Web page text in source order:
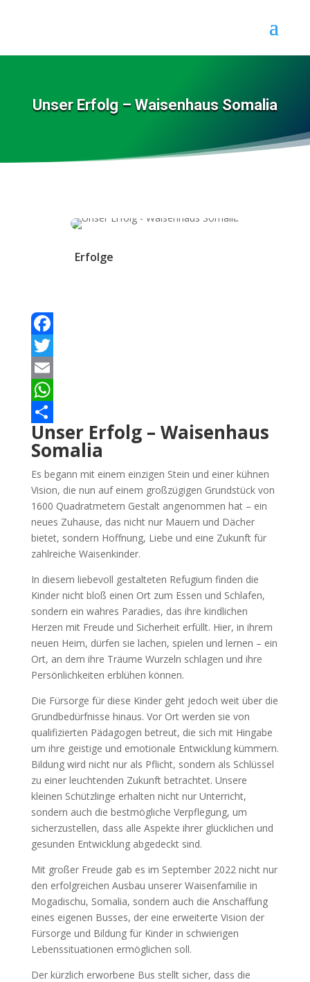
Unser Erfolg – Waisenhaus Somalia
Erfolge
Facebook
Twitter
Email
WhatsApp
Teilen
Unser Erfolg – Waisenhaus
Somalia
Es begann mit einem einzigen Stein und einer kühnen
Vision, die nun auf einem großzügigen Grundstück von
1600 Quadratmetern Gestalt angenommen hat – ein
neues Zuhause, das nicht nur Mauern und Dächer
bietet, sondern Hoffnung, Liebe und eine Zukunft für
zahlreiche Waisenkinder.
In diesem liebevoll gestalteten Refugium finden die
Kinder nicht bloß einen Ort zum Essen und Schlafen,
sondern ein wahres Paradies, das ihre kindlichen
Herzen mit Freude und Sicherheit erfüllt. Hier, in ihrem
neuen Heim, dürfen sie lachen, spielen und lernen – ein
Ort, an dem ihre Träume Wurzeln schlagen und ihre
Persönlichkeiten erblühen können.
Die Fürsorge für diese Kinder geht jedoch weit über die
Grundbedürfnisse hinaus. Vor Ort werden sie von
qualifizierten Pädagogen betreut, die sich mit Hingabe
um ihre geistige und emotionale Entwicklung kümmern.
Bildung wird nicht nur als Pflicht, sondern als Schlüssel
zu einer leuchtenden Zukunft betrachtet. Unsere
kleinen Schützlinge erhalten nicht nur Unterricht,
sondern auch die bestmögliche Verpflegung, um
sicherzustellen, dass alle Aspekte ihrer glücklichen und
gesunden Entwicklung abgedeckt sind.
Mit großer Freude gab es im September 2022 nicht nur
den erfolgreichen Ausbau unserer Waisenfamilie in
Mogadischu, Somalia, sondern auch die Anschaffung
eines eigenen Busses, der eine erweiterte Vision der
Fürsorge und Bildung für Kinder in schwierigen
Lebenssituationen ermöglichen soll.
Der kürzlich erworbene Bus stellt sicher, dass die